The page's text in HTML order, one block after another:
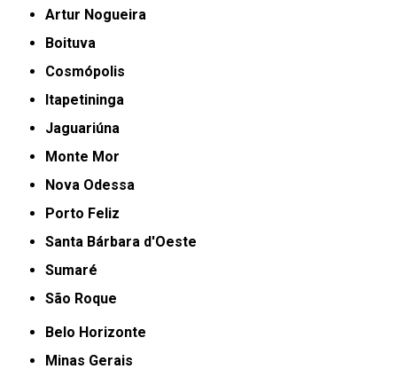
Artur Nogueira
Boituva
Cosmópolis
Itapetininga
Jaguariúna
Monte Mor
Nova Odessa
Porto Feliz
Santa Bárbara d'Oeste
Sumaré
São Roque
Belo Horizonte
Minas Gerais